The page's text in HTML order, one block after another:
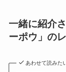
一緒に紹介
ーポウ」の
あわせて読みた